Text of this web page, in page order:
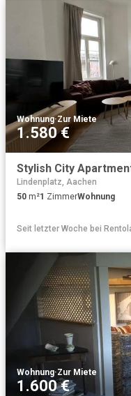
Wohnung·Zur Miete
1.580 €
Lindenplatz, Aachen
50 m²1 ZimmerWohnung
Seit letzter Woche bei
Wohnung·Zur Miete
1.600 €